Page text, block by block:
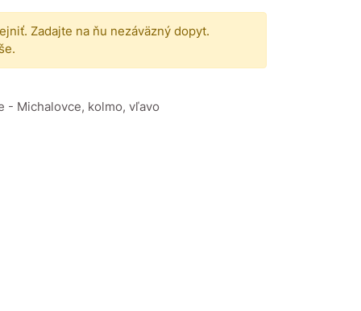
Zadajte na ňu nezáväzný dopyt.
- Michalovce, kolmo, vľavo